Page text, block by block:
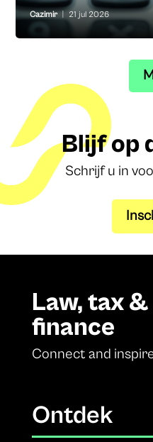
Cazimir 21 jul 2026
Blijf op
Schrijf u in
Law, tax &
finance
Connect and
Ontdek